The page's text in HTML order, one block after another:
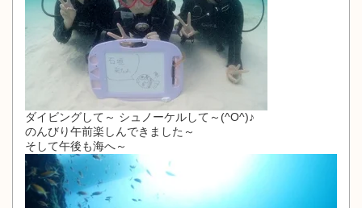
ダイビングして～ シュノーケルして～(^O^)♪
のんびり午前楽しんできました～
そして午後も海へ～